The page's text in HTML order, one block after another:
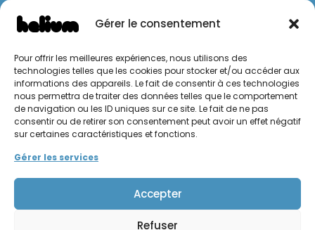
Gérer le consentement
Pour offrir les meilleures expériences, nous utilisons des
technologies telles que les cookies pour stocker et/ou accéder aux
informations des appareils. Le fait de consentir à ces technologies
nous permettra de traiter des données telles que le comportement
de navigation ou les ID uniques sur ce site. Le fait de ne pas
consentir ou de retirer son consentement peut avoir un effet négatif
sur certaines caractéristiques et fonctions.
Gérer les services
Accepter
Refuser
Mobilier
Brico
Jardin
CONTACT